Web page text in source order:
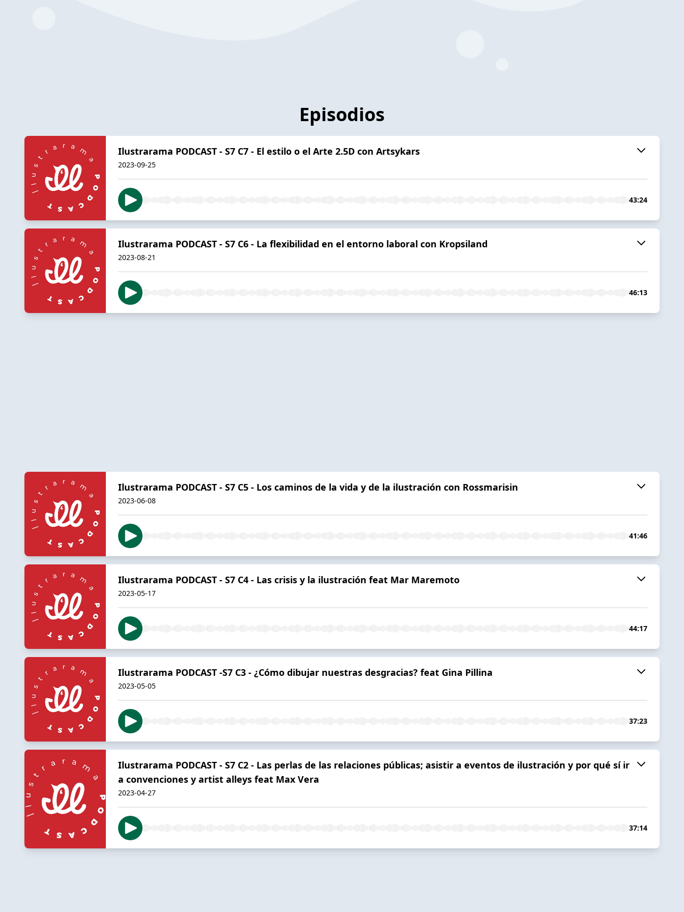
Episodios
Ilustrarama PODCAST - S7 C7 - El estilo o el Arte 2.5D con Artsykars
2023-09-25
43:24
Ilustrarama PODCAST - S7 C6 - La flexibilidad en el entorno laboral con Kropsiland
2023-08-21
46:13
Ilustrarama PODCAST - S7 C5 - Los caminos de la vida y de la ilustración con Rossmarisin
2023-06-08
41:46
Ilustrarama PODCAST - S7 C4 - Las crisis y la ilustración feat Mar Maremoto
2023-05-17
44:17
Ilustrarama PODCAST -S7 C3 - ¿Cómo dibujar nuestras desgracias? feat Gina Pillina
2023-05-05
37:23
Ilustrarama PODCAST - S7 C2 - Las perlas de las relaciones públicas; asistir a eventos de ilustración y por qué sí ir
a convenciones y artist alleys feat Max Vera
2023-04-27
37:14